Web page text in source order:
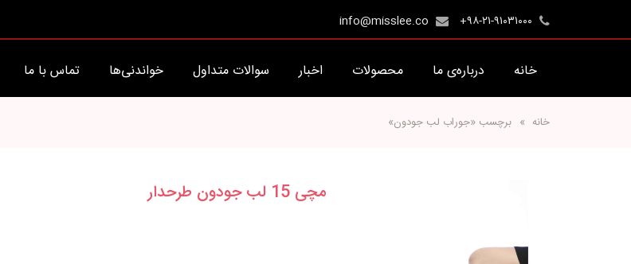
+۹۸-۲۱-۹۱۰۳۱۰۰۰
خانه درباره‌ی ما محصولات اخبار سوالات متداول خواندنی‌ها تماس با ما
خانه برچسب «جوراب لب جودون»
مچی 15 لب جودون طرحدار